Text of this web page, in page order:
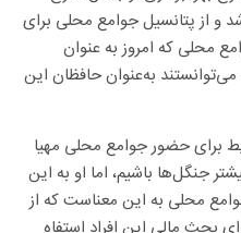
و از پتانسیل جوامع محلی برای
محلی که امروز به عنوان
به‌عنوان حافظان این
برای حضور جوامع محلی مهیا
جنگل‌ها باشیم، اما او به این
محلی به این معناست که از